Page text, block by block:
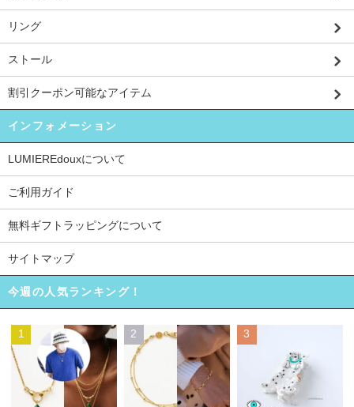
リング
ストール
割引クーポン可能なアイテム
インフォメーション
LUMIEREdouxについて
ご利用ガイド
無料ギフトラッピングについて
サイトマップ
今週の人気ランキング！
1 2 3